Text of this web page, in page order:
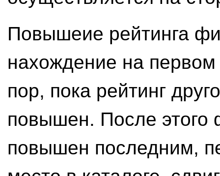
Повышеие рейтинга
нахождение на первом
пор, пока рейтинг
повышен. После этого
повышен последним,